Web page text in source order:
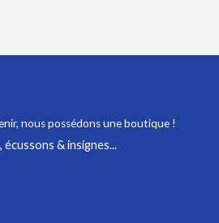
nous possédons une boutique !
& insignes...